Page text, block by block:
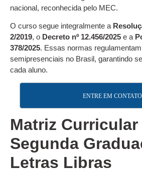
nacional, reconhecida pelo MEC.
O curso segue integralmente a
2/2019, o Decreto nº 12.456/2025 e a
378/2025. Essas normas
semipresenciais no Brasil, garantindo
cada aluno.
ENTRE EM CONTATO
Matriz Curricular
Segunda
Letras Libras